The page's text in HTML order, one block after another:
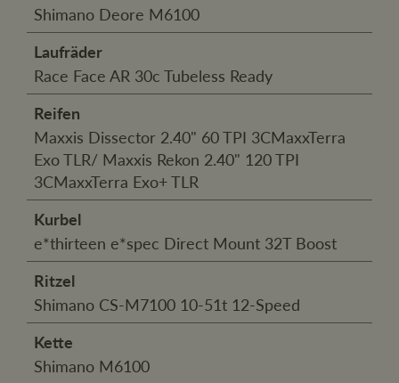
Shimano Deore M6100
Laufräder
Race Face AR 30c Tubeless Ready
Reifen
Maxxis Dissector 2.40" 60 TPI 3CMaxxTerra
Exo TLR/ Maxxis Rekon 2.40" 120 TPI
3CMaxxTerra Exo+ TLR
Kurbel
e*thirteen e*spec Direct Mount 32T Boost
Ritzel
Shimano CS-M7100 10-51t 12-Speed
Kette
Shimano M6100